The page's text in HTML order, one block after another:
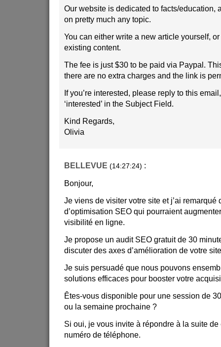
Our website is dedicated to facts/education,
on pretty much any topic.
You can either write a new article yourself,
existing content.
The fee is just $30 to be paid via Paypal.
there are no extra charges and the link is
If you’re interested, please reply to this
‘interested’ in the Subject Field.
Kind Regards,
Olivia
BELLEVUE (14:27:24) :
Bonjour,
Je viens de visiter votre site et j’ai
d’optimisation SEO qui pourraient
visibilité en ligne.
Je propose un audit SEO gratuit de 30
discuter des axes d’amélioration de votre
Je suis persuadé que nous pouvons
solutions efficaces pour booster votre
Êtes-vous disponible pour une session de
ou la semaine prochaine ?
Si oui, je vous invite à répondre à la suite
numéro de téléphone.